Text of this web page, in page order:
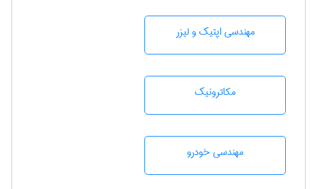
مهندسی اپتیک و لیزر
مکاترونیک
مهندسی خودرو